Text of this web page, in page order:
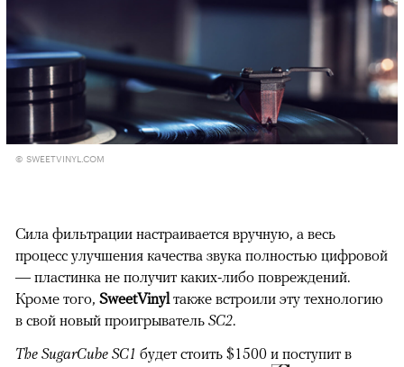
© SWEETVINYL.COM
Сила фильтрации настраивается вручную, а весь
процесс улучшения качества звука полностью цифровой
— пластинка не получит каких-либо повреждений.
Кроме того, SweetVinylтакже встроили эту технологию
в свой новый проигрыватель SC2.
The SugarCube SC1 будет стоить $1500 и поступит в